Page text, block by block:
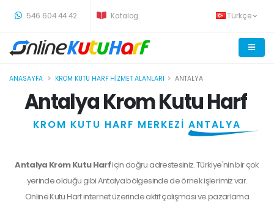
546 604 44 42 Katalog Türkçe
ANASAYFA KROM KUTU HARF HIZMET ALANLARI ANTALYA
Antalya Krom Kutu Harf
KROM KUTU HARF MERKEZİ ANTALYA
Antalya Krom Kutu Harfiçin doğru adrestesiniz. Türkiye'nin bir çok
yerinde olduğu gibi Antalya bölgesinde de örnek işlerimiz var.
Online Kutu Harf internet üzerinde aktif çalışması ve pazarlama